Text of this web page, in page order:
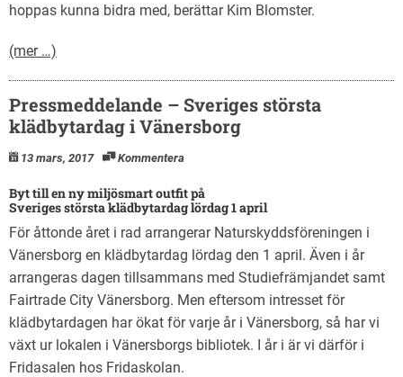
hoppas kunna bidra med, berättar Kim Blomster.
(mer …)
Pressmeddelande – Sveriges största
klädbytardag i Vänersborg
13 mars, 2017 Kommentera
Byt till en ny miljösmart outfit på
Sveriges största klädbytardag lördag 1 april
För åttonde året i rad arrangerar Naturskyddsföreningen i
Vänersborg en klädbytardag lördag den 1 april. Även i år
arrangeras dagen tillsammans med Studiefrämjandet samt
Fairtrade City Vänersborg. Men eftersom intresset för
klädbytardagen har ökat för varje år i Vänersborg, så har vi
växt ur lokalen i Vänersborgs bibliotek. I år i är vi därför i
Fridasalen hos Fridaskolan.